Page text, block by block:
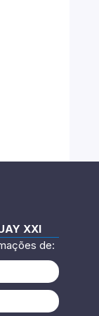
XXI
de: